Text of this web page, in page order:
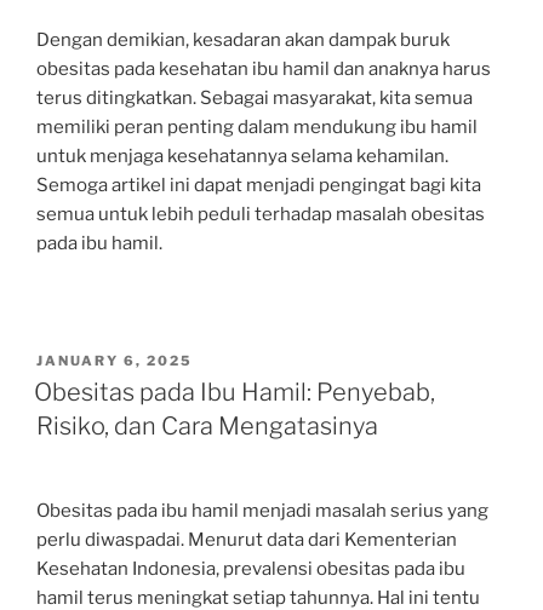
Dengan demikian, kesadaran akan dampak buruk
obesitas pada kesehatan ibu hamil dan anaknya harus
terus ditingkatkan. Sebagai masyarakat, kita semua
memiliki peran penting dalam mendukung ibu hamil
untuk menjaga kesehatannya selama kehamilan.
Semoga artikel ini dapat menjadi pengingat bagi kita
semua untuk lebih peduli terhadap masalah obesitas
pada ibu hamil.
POSTED
ON
JANUARY 6, 2025
Obesitas pada Ibu Hamil: Penyebab,
Risiko, dan Cara Mengatasinya
Obesitas pada ibu hamil menjadi masalah serius yang
perlu diwaspadai. Menurut data dari Kementerian
Kesehatan Indonesia, prevalensi obesitas pada ibu
hamil terus meningkat setiap tahunnya. Hal ini tentu